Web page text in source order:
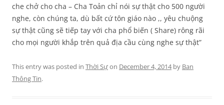
che chở cho cha – Cha Toản chỉ nói sự thật cho 500 người
nghe, còn chúng ta, dù bất cứ tôn giáo nào ,, yêu chuộng
sự thật cũng sẽ tiếp tay với cha phổ biến ( Share) rông rãi
cho mọi người khắp trên quả địa cầu cùng nghe sự thật”
This entry was posted in Thời Sựon December 4, 2014by Ban
Thông Tin.